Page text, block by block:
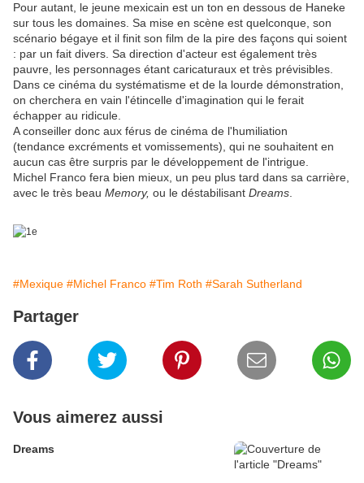
Pour autant, le jeune mexicain est un ton en dessous de Haneke
sur tous les domaines. Sa mise en scène est quelconque, son
scénario bégaye et il finit son film de la pire des façons qui soient
: par un fait divers. Sa direction d'acteur est également très
pauvre, les personnages étant caricaturaux et très prévisibles.
Dans ce cinéma du systématisme et de la lourde démonstration,
on cherchera en vain l'étincelle d'imagination qui le ferait
échapper au ridicule.
A conseiller donc aux férus de cinéma de l'humiliation
(tendance excréments et vomissements), qui ne souhaitent en
aucun cas être surpris par le développement de l'intrigue.
Michel Franco fera bien mieux, un peu plus tard dans sa carrière,
avec le très beau Memory, ou le déstabilisant Dreams
#Mexique #Michel Franco #Tim Roth #Sarah Sutherland
Partager
Vous aimerez aussi
Dreams